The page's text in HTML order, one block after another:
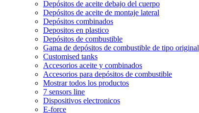
Depósitos de aceite debajo del cuerpo
Depósitos de aceite de montaje lateral
Depósitos combinados
Depositos en plastico
Depósitos de combustible
Gama de depósitos de combustible de tipo original
Customised tanks
Accesorios aceite y combinados
Accesorios para depósitos de combustible
Mostrar todos los productos
7 sensors line
Dispositivos electronicos
E-force